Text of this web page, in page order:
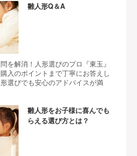
雛人形Q＆A
を解消！人形選びのプロ『東玉』
入のポイントまで丁寧にお答えし
選びでも安心のアドバイスが満
雛人形をお子様に喜んでも
らえる選び方とは？